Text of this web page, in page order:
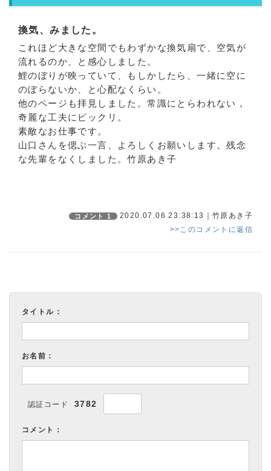
換気、みました。
これほど大きな空間でもわずかな換気扇で、空気が
流れるのか、と感心しました。
鯉のぼりが映っていて、もしかしたら、一緒に空に
のぼらないか、と心配なくらい。
他のページも拝見しました。常識にとらわれない，
奇麗な工夫にビックリ。
素敵なお仕事です。
山口さんを偲ぶ一言、よろしくお願いします。残念
な先輩をなくしました。竹原あき子
コメント 1
2020.07.06 23:38:13｜竹原あき子
>>このコメントに返信
タイトル：
お名前：
認証コード 3782
コメント：